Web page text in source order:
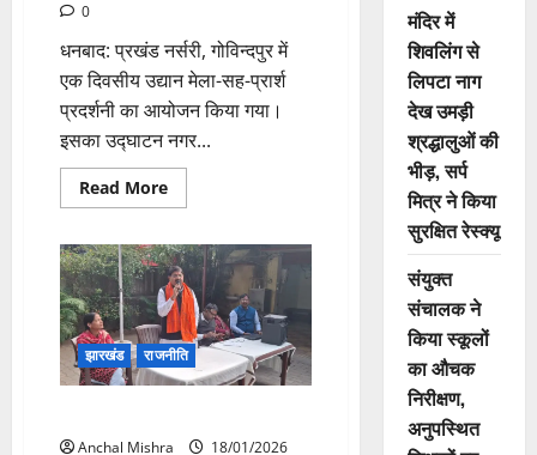
0
धनबाद: प्रखंड नर्सरी, गोविन्दपुर में
एक दिवसीय उद्यान मेला-सह-प्रार्श
प्रदर्शनी का आयोजन किया गया।
इसका उद्घाटन नगर...
Read MoreRead
more
मेला-
सह-
प्रार्श
प्रदर्शनी
का
आयोजन
झारखंड राजनीति
Anchal Mishra
18/01/2026
मंदिर में
शिवलिंग से
लिपटा नाग
देख उमड़ी
श्रद्धालुओं की
भीड़, सर्प
मित्र ने किया
सुरक्षित रेस्क्यू
संयुक्त
संचालक ने
किया स्कूलों
का औचक
निरीक्षण,
अनुपस्थित